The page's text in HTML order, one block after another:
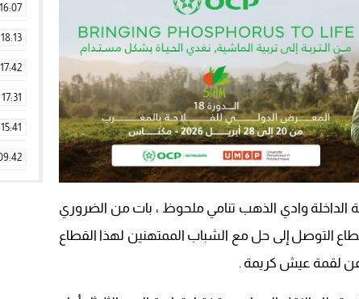
وادي الذهب تنامي ملحوظ ، بات من الضروري
التوصل إلى حل مع الشباب الممتهنين لهذا القطاع
عن لقمة عيش كريمة .
16:07
18:13
17:42
17:31
15:41